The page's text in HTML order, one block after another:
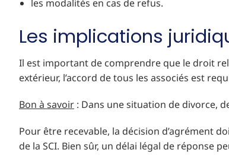
les modalités en cas de refus.
Les implications
Il est important de comprendre que le droit
extérieur, l’accord de tous les associés est
Bon à savoir : Dans une situation de divorce,
Pour être recevable, la décision d’agrément
de la SCI. Bien sûr, un délai légal de réponse